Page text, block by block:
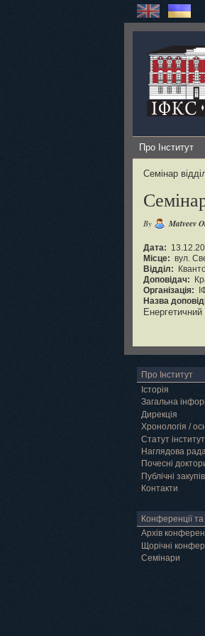
Про Інститут
Семінар
By Matveev
Дата:
Місце: вул.
Відділ:
Доповідач:
Організація:
Назва
Про Інститут
Історія
Загальна
Дирекція
Хронологія /
Статут
Наглядова
Почесні
Публічні
Контакти
Конференції
Архів
Щорічні
Семінари